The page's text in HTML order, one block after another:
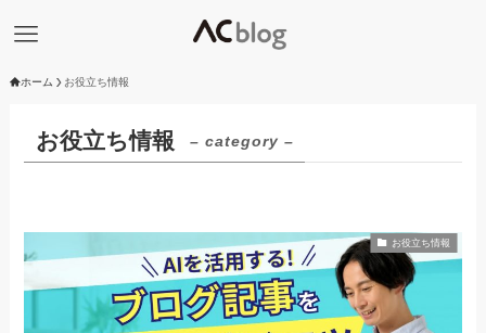
ホーム お役立ち情報
お役立ち情報 – category –
お役立ち情報